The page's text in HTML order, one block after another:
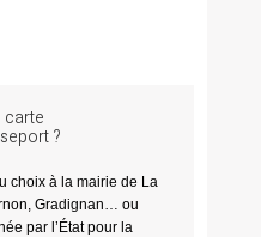
carte
?
choix à la mairie de La
Gradignan… ou
par l’État pour la